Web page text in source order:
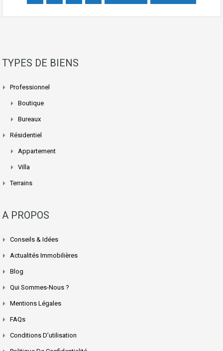
TYPES DE BIENS
Professionnel
Boutique
Bureaux
Résidentiel
Appartement
Villa
Terrains
A PROPOS
Conseils & Idées
Actualités Immobilières
Blog
Qui Sommes-Nous ?
Mentions Légales
FAQs
Conditions D’utilisation